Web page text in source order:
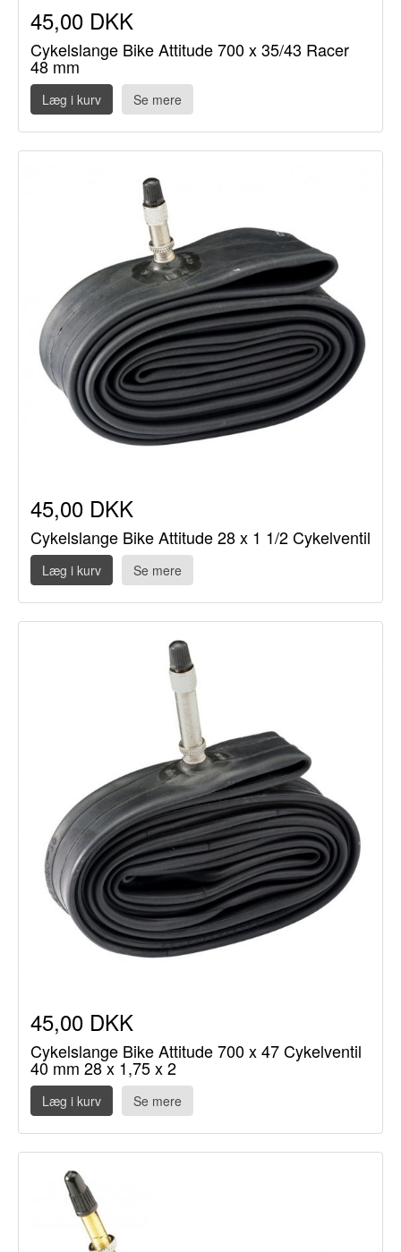
45,00 DKK
Cykelslange Bike Attitude 700 x 35/43 Racer
48 mm
Læg i kurv Se mere
45,00 DKK
Cykelslange Bike Attitude 28 x 1 1/2 Cykelventil
Læg i kurv Se mere
45,00 DKK
Cykelslange Bike Attitude 700 x 47 Cykelventil
40 mm 28 x 1,75 x 2
Læg i kurv Se mere